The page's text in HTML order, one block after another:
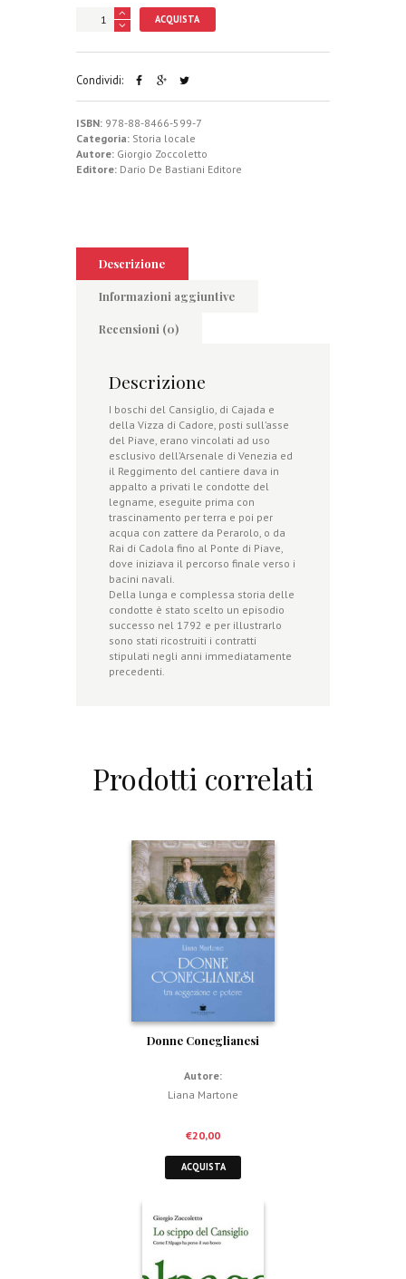
ACQUISTA
Condividi:
ISBN: 978-88-8466-599-7
Categoria: Storia locale
Autore: Giorgio Zoccoletto
Editore: Dario De Bastiani Editore
Descrizione
Informazioni aggiuntive
Recensioni (0)
Descrizione
I boschi del Cansiglio, di Cajada e
della Vizza di Cadore, posti sull’asse
del Piave, erano vincolati ad uso
esclusivo dell’Arsenale di Venezia ed
il Reggimento del cantiere dava in
appalto a privati le condotte del
legname, eseguite prima con
trascinamento per terra e poi per
acqua con zattere da Perarolo, o da
Rai di Cadola fino al Ponte di Piave,
dove iniziava il percorso finale verso i
bacini navali.
Della lunga e complessa storia delle
condotte è stato scelto un episodio
successo nel 1792 e per illustrarlo
sono stati ricostruiti i contratti
stipulati negli anni immediatamente
precedenti.
Prodotti correlati
Donne Coneglianesi
Autore:
Liana Martone
€20,00
ACQUISTA